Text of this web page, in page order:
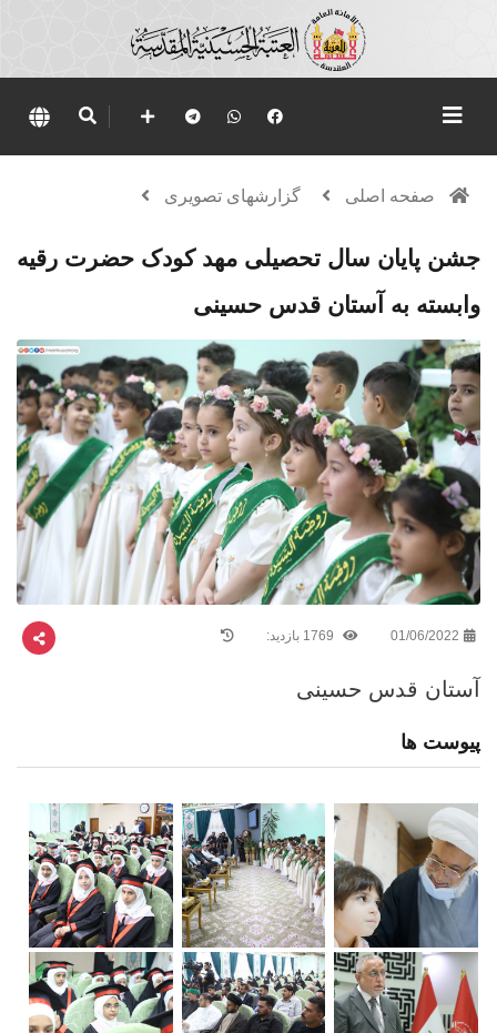
صفحه اصلی گزارشهای تصویری
جشن پایان سال تحصیلی مهد کودک حضرت رقیه
وابسته به آستان قدس حسینی
01/06/2022
آستان قدس حسینی
پیوست ها